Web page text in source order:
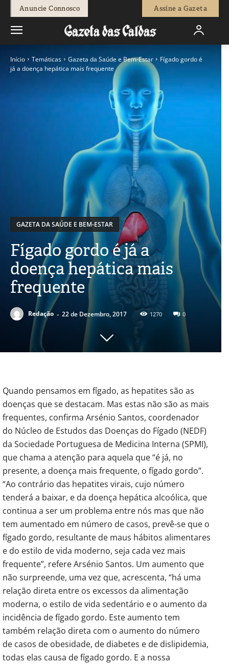
Anuncie Connosco Assine a Gazeta
Início Temáticas Gazeta da Saúde e Bem-Estar
Fígado gordo é
já a doença hepática mais frequente
GAZETA DA SAÚDE E BEM-ESTAR
Fígado gordo é já a
doença hepática mais
frequente
Redação - 22 de Dezembro, 2017 1270 0
Quando pensamos em fígado, as hepatites são as
doenças que se destacam. Mas estas não são as mais
frequentes, confirma Arsénio Santos, coordenador
do Núcleo de Estudos das Doenças do Fígado (NEDF)
da Sociedade Portuguesa de Medicina Interna (SPMI),
que chama a atenção para aquela que “é já, no
presente, a doença mais frequente, o fígado gordo”.
“Ao contrário das hepatites virais, cujo número
tenderá a baixar, e da doença hepática alcoólica, que
continua a ser um problema entre nós mas que não
tem aumentado em número de casos, prevê-se que o
fígado gordo, resultante de maus hábitos alimentares
e do estilo de vida moderno, seja cada vez mais
frequente”, refere Arsénio Santos. Um aumento que
não surpreende, uma vez que, acrescenta, “há uma
relação direta entre os excessos da alimentação
moderna, o estilo de vida sedentário e o aumento da
incidência de fígado gordo. Este aumento tem
também relação direta com o aumento do número
de casos de obesidade, de diabetes e de dislipidemia,
todas elas causa de fígado gordo. E a nossa